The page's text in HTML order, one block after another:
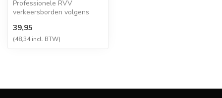
Professionele RVV
verkeersborden volgens
vervaardigd uit hoogwaa...
39,95
(48,34 incl. BTW)